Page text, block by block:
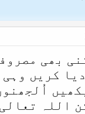
بھی
کریں
اللہ